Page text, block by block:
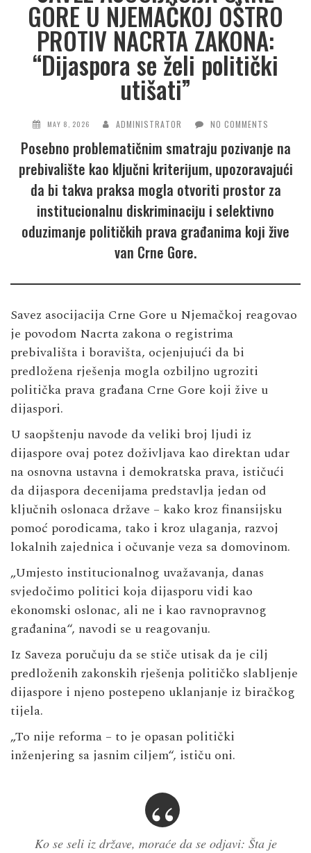
GORE U NJEMAČKOJ OŠTRO
PROTIV NACRTA ZAKONA:
“Dijaspora se želi politički
utišati”
MAY 8, 2026 ADMINISTRATOR NO COMMENTS
Posebno problematičnim smatraju pozivanje na
prebivalište kao ključni kriterijum, upozoravajući
da bi takva praksa mogla otvoriti prostor za
institucionalnu diskriminaciju i selektivno
oduzimanje političkih prava građanima koji žive
van Crne Gore.
Savez asocijacija Crne Gore u Njemačkoj reagovao
je povodom Nacrta zakona o registrima
prebivališta i boravišta, ocjenjujući da bi
predložena rješenja mogla ozbiljno ugroziti
politička prava građana Crne Gore koji žive u
dijaspori.
U saopštenju navode da veliki broj ljudi iz
dijaspore ovaj potez doživljava kao direktan udar
na osnovna ustavna i demokratska prava, ističući
da dijaspora decenijama predstavlja jedan od
ključnih oslonaca države – kako kroz finansijsku
pomoć porodicama, tako i kroz ulaganja, razvoj
lokalnih zajednica i očuvanje veza sa domovinom.
„Umjesto institucionalnog uvažavanja, danas
svjedočimo politici koja dijasporu vidi kao
ekonomski oslonac, ali ne i kao ravnopravnog
građanina“, navodi se u reagovanju.
Iz Saveza poručuju da se stiče utisak da je cilj
predloženih zakonskih rješenja političko slabljenje
dijaspore i njeno postepeno uklanjanje iz biračkog
tijela.
„To nije reforma – to je opasan politički
inženjering sa jasnim ciljem“, ističu oni.
Ko se seli iz države, moraće da se odjavi: Šta je